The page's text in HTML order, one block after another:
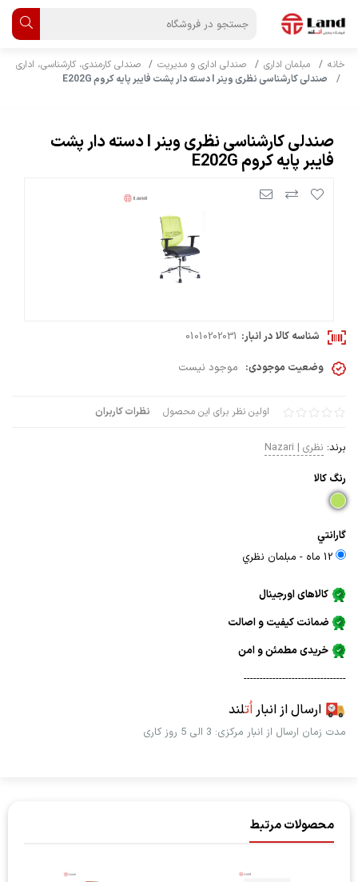
خانه مبلمان اداری صندلی اداری و مدیریت
صندلی کارمندی، کارشناسی، اداری
صندلی کارشناسی نظری وینر I دسته دار پشت فایبر پایه کروم E202G
صندلی کارشناسی نظری وینر I دسته دار پشت
فایبر پایه کروم E202G
اولین نظر برای این محصول نظرات کاربران
برند: نظری | Nazari
رنگ كالا
گارانتي
12 ماه - مبلمان نظري
کالاهای اورجینال
ضمانت کیفیت و اصالت
خریدی مطمئن و امن
--------------------------------
ارسال از انباراُتلند
مدت زمان ارسال از انبار مرکزی: 3 الی 5 روز کاری
شناسه کالا در انبار: 01010202031
وضعیت موجودی: موجود نیست
محصولات مرتبط